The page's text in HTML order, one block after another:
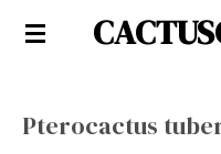
Zum
Pterocactus